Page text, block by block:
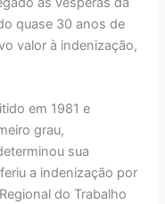
quase 30 anos de
valor à indenização,
em 1981 e
grau,
sua
a indenização por
do Trabalho